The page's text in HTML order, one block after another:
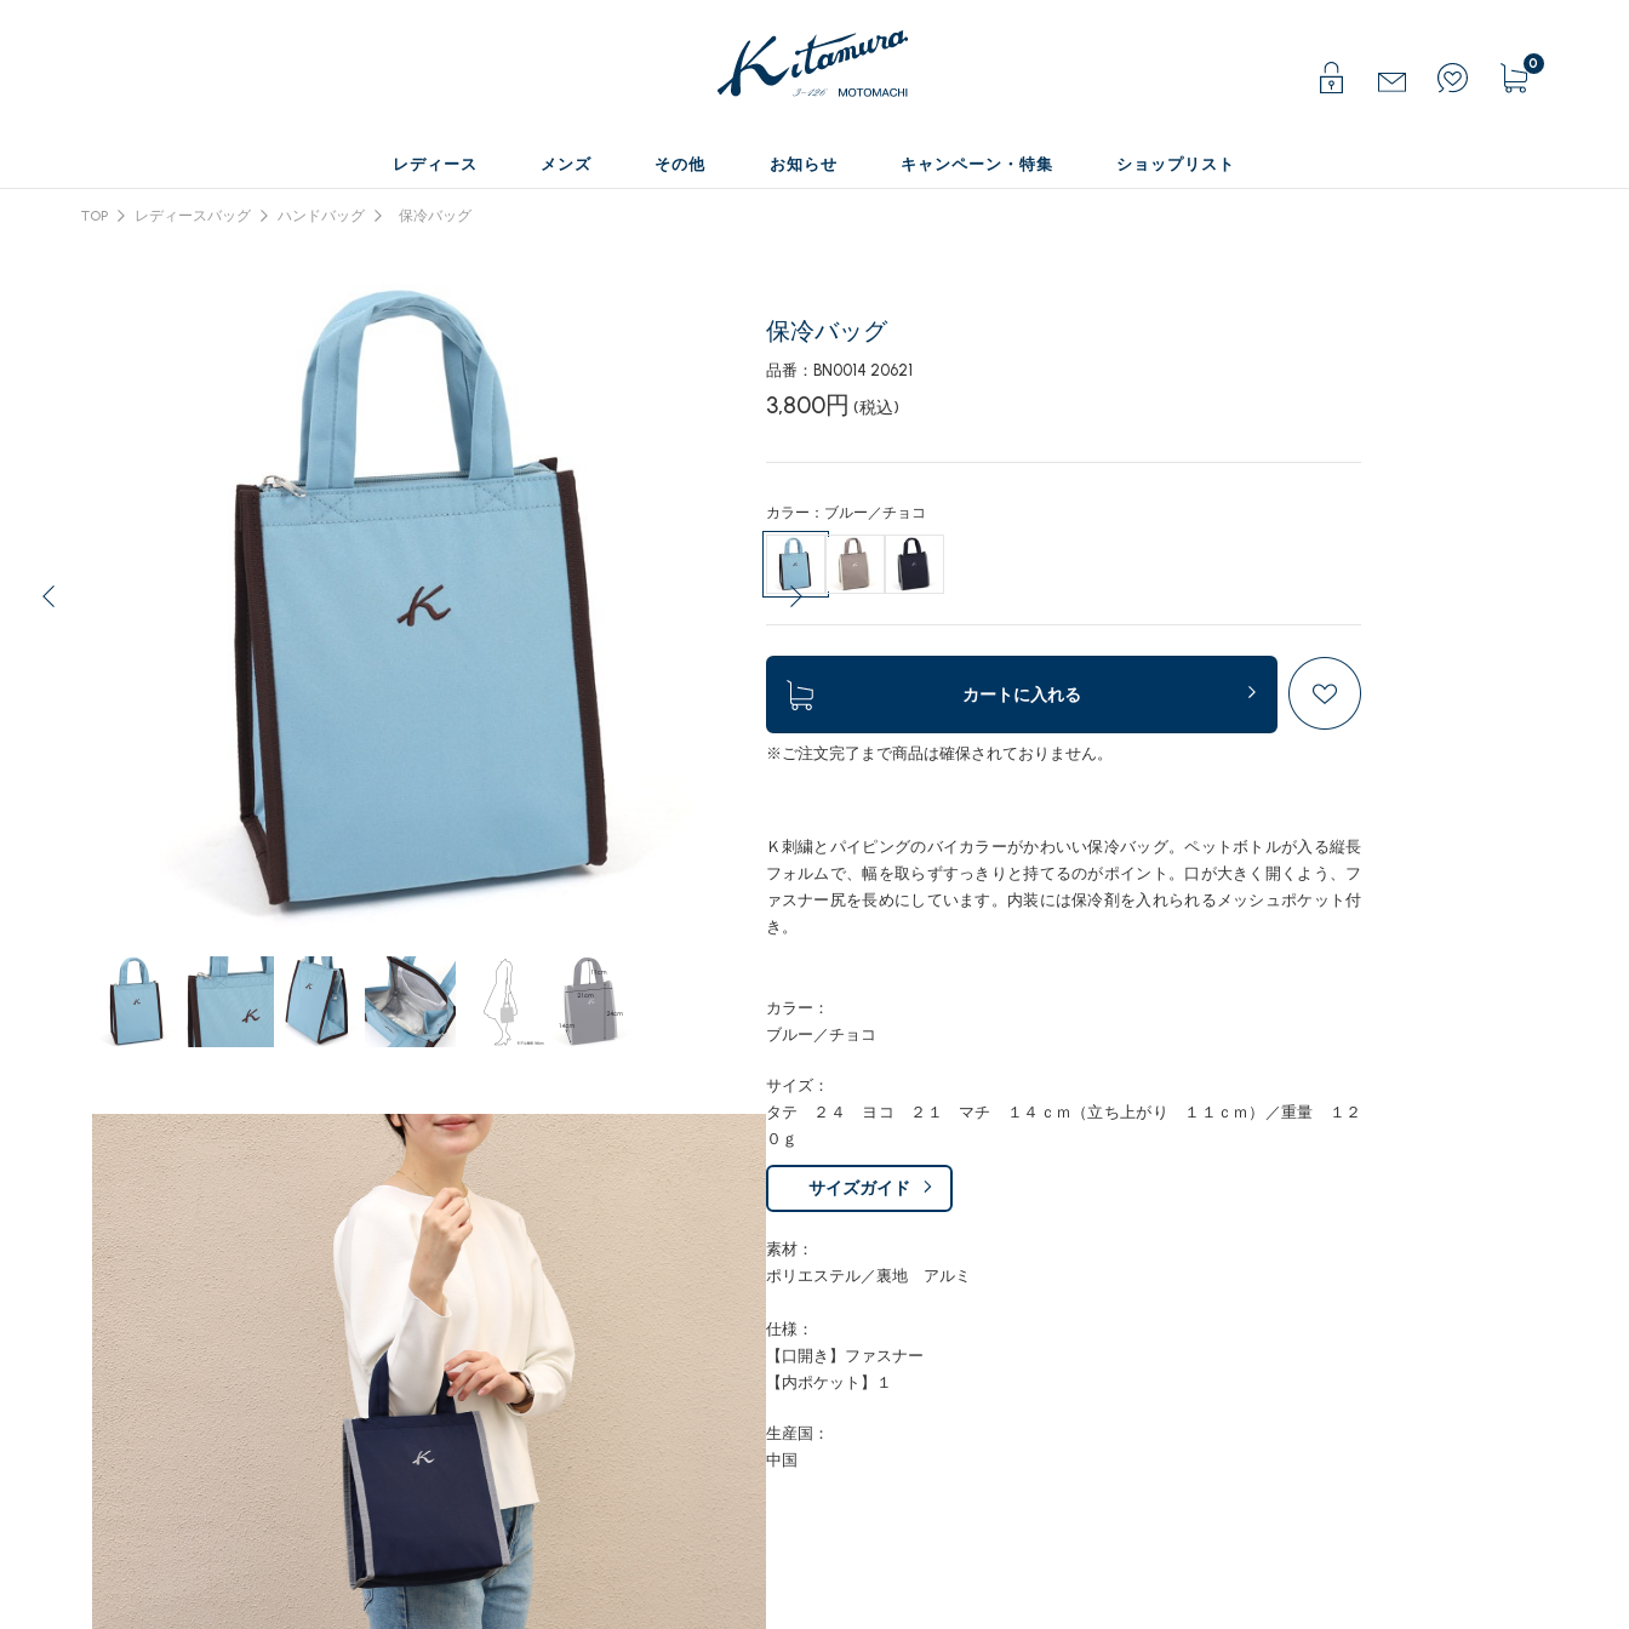
0
レディース メンズ その他 お知らせ キャンペーン・特集 ショップリスト
TOP レディースバッグ ハンドバッグ 保冷バッグ
保冷バッグ
品番：BN0014 20621
3,800円 (税込)
カラー：ブルー／チョコ
カートに入れる
※ご注文完了まで商品は確保されておりません。
Ｋ刺繍とパイピングのバイカラーがかわいい保冷バッグ。ペットボトルが入る縦長
フォルムで、幅を取らずすっきりと持てるのがポイント。口が大きく開くよう、フ
ァスナー尻を長めにしています。内装には保冷剤を入れられるメッシュポケット付
き。
カラー：
ブルー／チョコ
サイズ：
タテ ２４ ヨコ ２１ マチ １４ｃｍ（立ち上がり １１ｃｍ）／重量 １２
０ｇ
サイズガイド
素材：
ポリエステル／裏地 アルミ
仕様：
【口開き】ファスナー
【内ポケット】１
生産国：
中国